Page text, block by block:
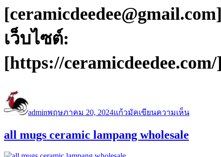
เว็บไซต์:
[https://
เขียน
adminเมื่อ
พฤษภาคม 20, 2024หมู่
แก้วมัคเขียนความเห็นMugs
all mugs ceramic lampang wholesale